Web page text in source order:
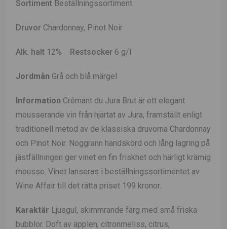
Sortiment Beställningssortiment
Druvor Chardonnay, Pinot Noir
Alk. halt 12% Restsocker 6 g/l
Jordmån Grå och blå märgel
Information Crémant du Jura Brut är ett elegant
mousserande vin från hjärtat av Jura, framställt enligt
traditionell metod av de klassiska druvorna Chardonnay
och Pinot Noir. Noggrann handskörd och lång lagring på
jästfällningen ger vinet en fin friskhet och härligt krämig
mousse. Vinet lanseras i beställningssortimentet av
Wine Affair till det rätta priset 199 kronor.
Karaktär Ljusgul, skimmrande färg med små friska
bubblor. Doft av äpplen, citronmeliss, citrus,